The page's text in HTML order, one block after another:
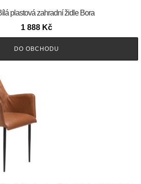
plastová zahradní židle Bora
1 888 Kč
DO OBCHODU